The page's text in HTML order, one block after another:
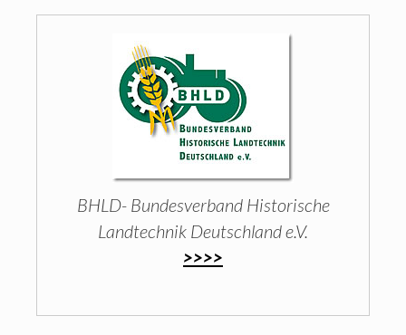
BHLD- Bundesverband Historische
Landtechnik Deutschland e.V.
>>>>